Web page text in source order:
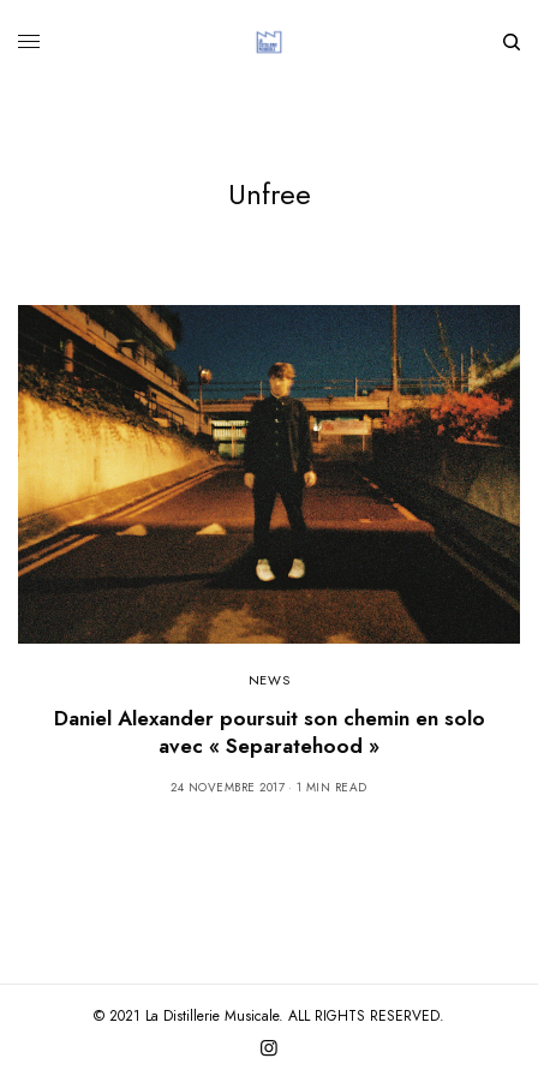
Unfree
NEWS
Daniel Alexander poursuit son chemin en solo
avec « Separatehood »
24 NOVEMBRE 2017 1 MIN READ
© 2021 La Distillerie Musicale. ALL RIGHTS RESERVED.